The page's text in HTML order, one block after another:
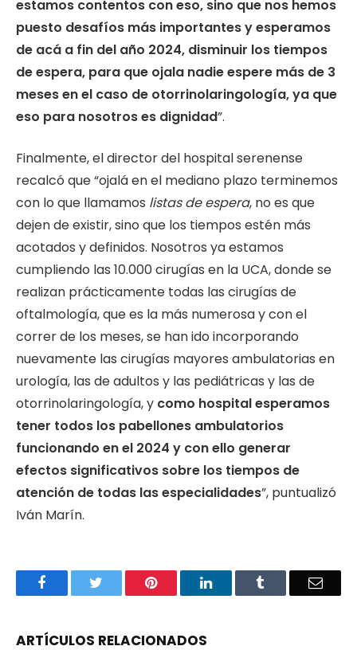
estamos contentos con eso, sino que nos hemos
puesto desafíos más importantes y esperamos
de acá a fin del año 2024, disminuir los tiempos
de espera, para que ojala nadie espere más de 3
meses en el caso de otorrinolaringología, ya que
eso para nosotros es dignidad”.
Finalmente, el director del hospital serenense
recalcó que “ojalá en el mediano plazo terminemos
con lo que llamamos listas de espera, no es que
dejen de existir, sino que los tiempos estén más
acotados y definidos. Nosotros ya estamos
cumpliendo las 10.000 cirugías en la UCA, donde se
realizan prácticamente todas las cirugías de
oftalmología, que es la más numerosa y con el
correr de los meses, se han ido incorporando
nuevamente las cirugías mayores ambulatorias en
urología, las de adultos y las pediátricas y las de
otorrinolaringología, y como hospital esperamos
tener todos los pabellones ambulatorios
funcionando en el 2024 y con ello generar
efectos significativos sobre los tiempos de
atención de todas las especialidades”, puntualizó
Iván Marín.
Facebook Pinterest LinkedIn Email
ARTÍCULOS RELACIONADOS